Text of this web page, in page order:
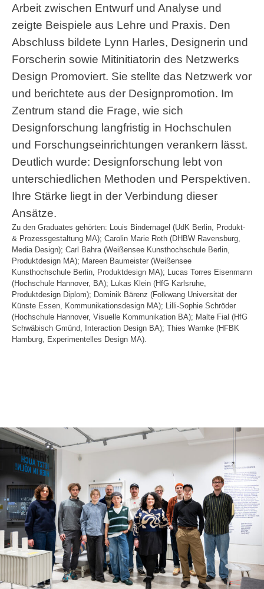
Arbeit zwischen Entwurf und Analyse und
zeigte Beispiele aus Lehre und Praxis. Den
Abschluss bildete Lynn Harles, Designerin und
Forscherin sowie Mitinitiatorin des Netzwerks
Design Promoviert. Sie stellte das Netzwerk vor
und berichtete aus der Designpromotion. Im
Zentrum stand die Frage, wie sich
Designforschung langfristig in Hochschulen
und Forschungseinrichtungen verankern lässt.
Deutlich wurde: Designforschung lebt von
unterschiedlichen Methoden und Perspektiven.
Ihre Stärke liegt in der Verbindung dieser
Ansätze.
Zu den Graduates gehörten: Louis Bindernagel (UdK Berlin, Produkt-
& Prozessgestaltung MA); Carolin Marie Roth (DHBW Ravensburg,
Media Design); Carl Bahra (Weißensee Kunsthochschule Berlin,
Produktdesign MA); Mareen Baumeister (Weißensee
Kunsthochschule Berlin, Produktdesign MA); Lucas Torres Eisenmann
(Hochschule Hannover, BA); Lukas Klein (HfG Karlsruhe,
Produktdesign Diplom); Dominik Bärenz (Folkwang Universität der
Künste Essen, Kommunikationsdesign MA); Lilli-Sophie Schröder
(Hochschule Hannover, Visuelle Kommunikation BA); Malte Fial (HfG
Schwäbisch Gmünd, Interaction Design BA); Thies Warnke (HFBK
Hamburg, Experimentelles Design MA).